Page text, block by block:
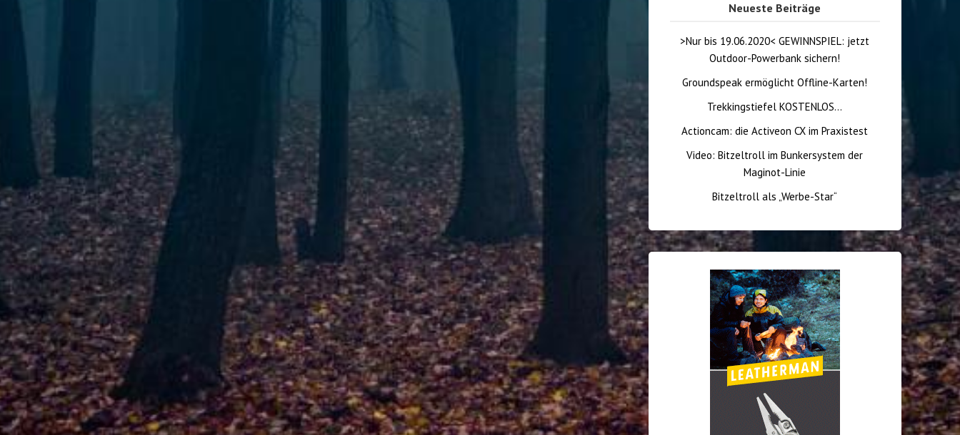
Neueste Beiträge
>Nur bis 19.06.2020< GEWINNSPIEL: jetzt
Outdoor-Powerbank sichern!
Groundspeak ermöglicht Offline-Karten!
Trekkingstiefel KOSTENLOS…
Actioncam: die Activeon CX im Praxistest
Video: Bitzeltroll im Bunkersystem der
Maginot-Linie
Bitzeltroll als „Werbe-Star“